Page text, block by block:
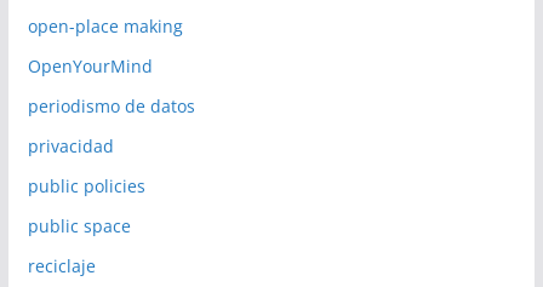
open-place making
OpenYourMind
periodismo de datos
privacidad
public policies
public space
reciclaje